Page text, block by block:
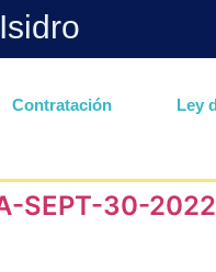
Contratación Ley
SEPT-30-2022